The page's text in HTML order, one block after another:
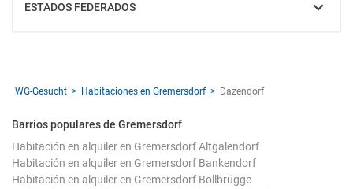
ESTADOS FEDERADOS
MOSTRAR
WG-Gesucht Habitaciones en Gremersdorf Dazendorf
Barrios populares de Gremersdorf
Habitación en alquiler en Gremersdorf Altgalendorf
Habitación en alquiler en Gremersdorf Bankendorf
Habitación en alquiler en Gremersdorf Bollbrügge